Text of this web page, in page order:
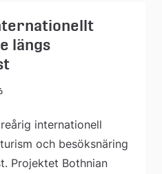
längs
internationell
och besöksnäring
Bothnian